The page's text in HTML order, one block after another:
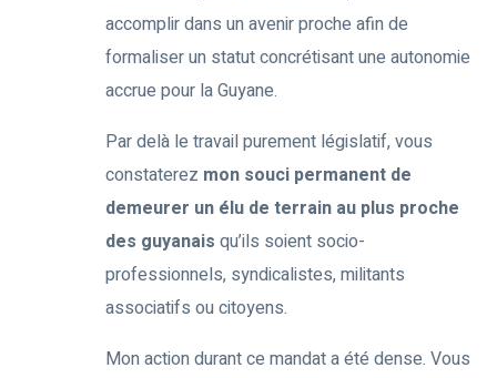
accomplir dans un avenir proche afin de
formaliser un statut concrétisant une autonomie
accrue pour la Guyane.
Par delà le travail purement législatif, vous
constaterez mon souci permanent de
demeurer un élu de terrain au plus proche
des guyanais qu’ils soient socio-
professionnels, syndicalistes, militants
associatifs ou citoyens.
Mon action durant ce mandat a été dense. Vous